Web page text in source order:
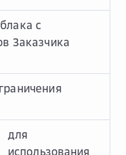
с
Заказчика
для
использования